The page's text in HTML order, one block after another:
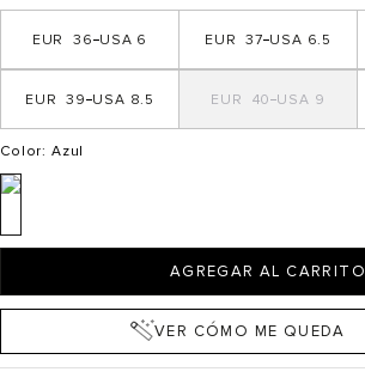
6
36 6.5
37
8.5
39 9
40
Color: Azul
AGREGAR AL CARRITO
VER CÓMO ME QUEDA